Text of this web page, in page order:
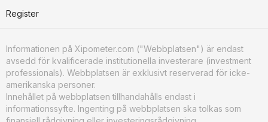
Register
Informationen på Xipometer.com ("Webbplatsen") är endast
avsedd för kvalificerade institutionella investerare (investment
professionals). Webbplatsen är exklusivt reserverad för icke-
amerikanska personer.
Innehållet på webbplatsen tillhandahålls endast i
informationssyfte. Ingenting på webbplatsen ska tolkas som